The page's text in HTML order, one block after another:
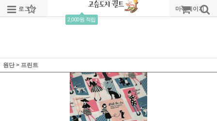
로그인 회원가입
2,000원 적립
주문조회 마이페이지
원단 > 프린트